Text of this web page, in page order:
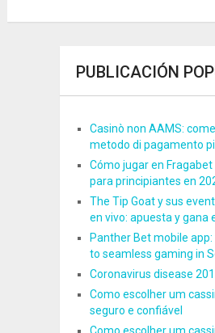
PUBLICACIÓN
Casinò non AAMS:
metodo di pagamento
Cómo jugar en Fragabet
para principiantes en
The Tip Goat y sus
en vivo: apuesta y gana
Panther Bet mobile
to seamless gaming in
Coronavirus disease
Como escolher um
seguro e confiável
Como escolher um